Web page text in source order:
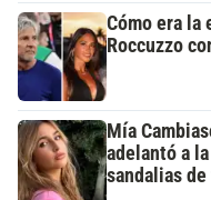
Cómo era la
Roccuzzo
Mía
adelantó a
sandalias